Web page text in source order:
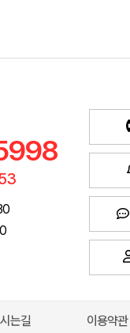
는길 이용약관